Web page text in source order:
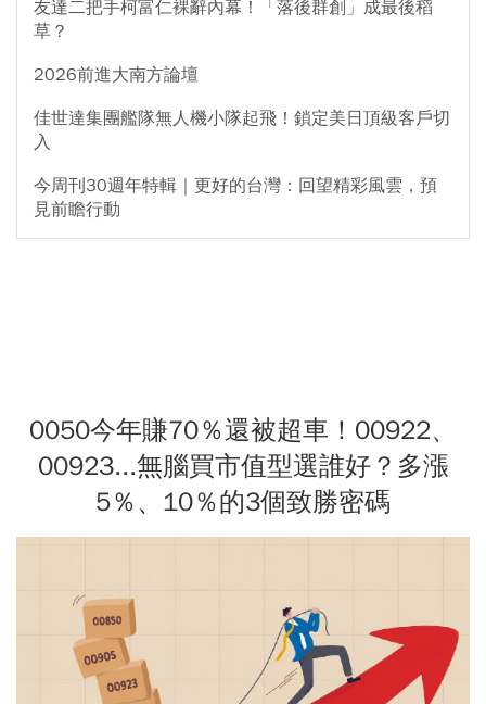
友達二把手柯富仁裸辭內幕！「落後群創」成最後稻
草？
2026前進大南方論壇
佳世達集團艦隊無人機小隊起飛！鎖定美日頂級客戶切
入
今周刊30週年特輯｜更好的台灣：回望精彩風雲，預
見前瞻行動
0050今年賺70％還被超車！00922、
00923...無腦買市值型選誰好？多漲
5％、10％的3個致勝密碼